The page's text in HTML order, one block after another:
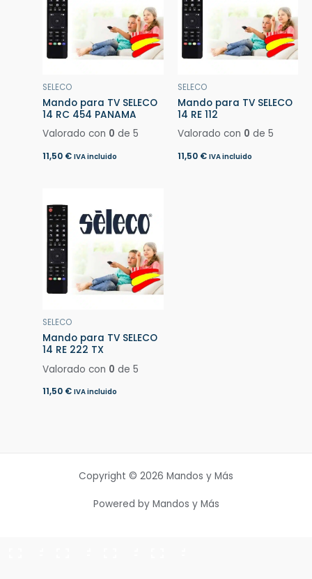
SELECO
Mando para TV SELECO
14 RC 454 PANAMA
Valorado con 0 de 5
11,50 € IVA incluido
SELECO
Mando para TV SELECO
14 RE 112
Valorado con 0 de 5
11,50 € IVA incluido
SELECO
Mando para TV SELECO
14 RE 222 TX
Valorado con 0 de 5
11,50 € IVA incluido
Copyright © 2026 Mandos y Más
Powered by Mandos y Más